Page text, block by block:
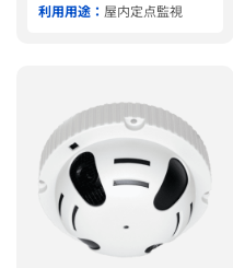
利用用途： 屋内定点監視